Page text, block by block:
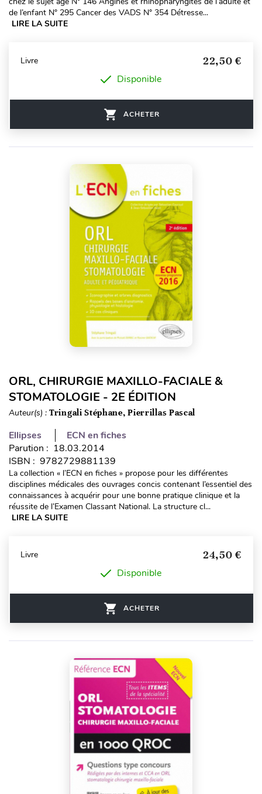
de l’enfant N° 295 Cancer des VADS N° 354 Détresse...
LIRE LA SUITE
Livre 22,50 €
Disponible
ACHETER
ORL, CHIRURGIE MAXILLO-FACIALE &
STOMATOLOGIE - 2E ÉDITION
Auteur(s) : Tringali Stéphane, Pierrillas Pascal
Ellipses
ECN en fiches
Parution : 18.03.2014
ISBN : 9782729881139
La collection « l’ECN en fiches » propose pour les différentes
disciplines médicales des ouvrages concis contenant l’essentiel des
connaissances à acquérir pour une bonne pratique clinique et la
réussite de l’Examen Classant National. La structure cl...
LIRE LA SUITE
Livre 24,50 €
Disponible
ACHETER